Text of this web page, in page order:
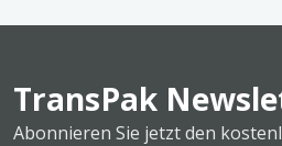
TransPak
Abonnieren Sie jetzt den